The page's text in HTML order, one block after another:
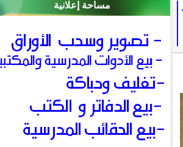
مساحة إعلانية